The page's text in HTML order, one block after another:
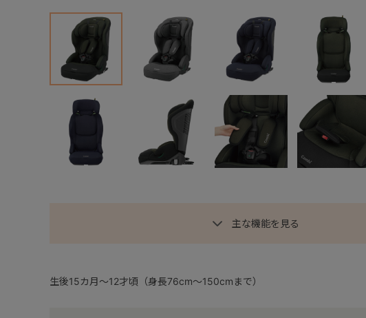
主な機能を見る
生後15カ月～12才頃（身長76cm～150cmまで）